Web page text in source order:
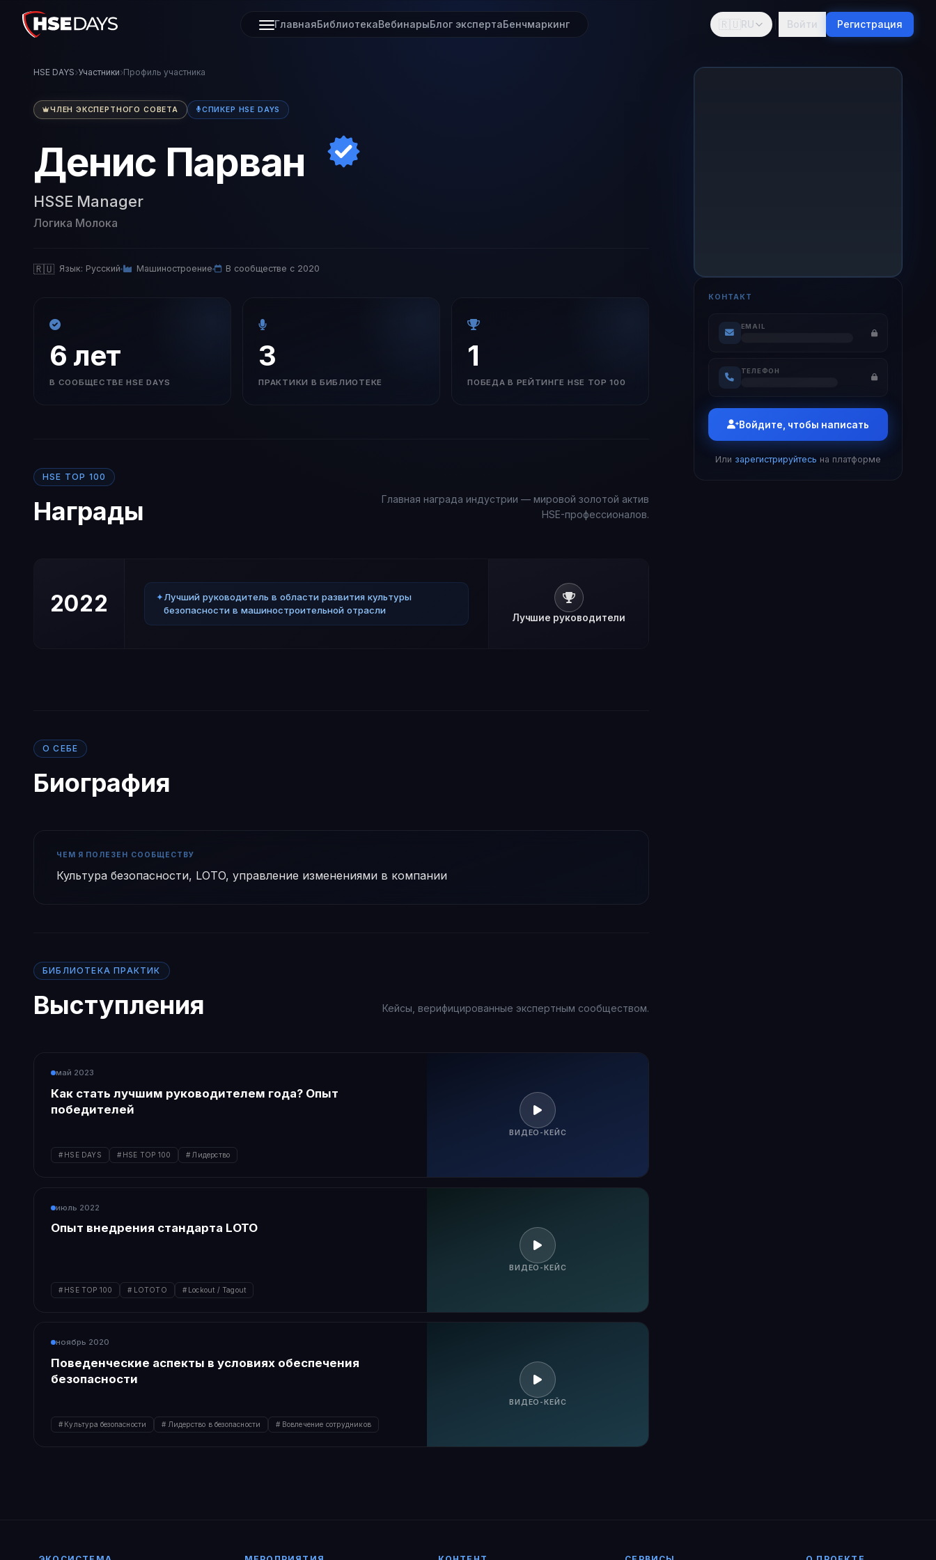
ГлавнаяБиблиотекаВебинарыБлог экспертаБенчмаркинг 🇷🇺RU Войти Регистрация
HSE DAYS Участники Профиль участника
ЧЛЕН ЭКСПЕРТНОГО СОВЕТА СПИКЕР HSE DAYS
Денис Парван
HSSE Manager
Логика Молока
🇷🇺 Язык: Русский Машиностроение В сообществе с 2020
6 лет
В СООБЩЕСТВЕ HSE DAYS
3
ПРАКТИКИ В БИБЛИОТЕКЕ
1
ПОБЕДА В РЕЙТИНГЕ HSE TOP 100
HSE TOP 100
Награды
Главная награда индустрии — мировой золотой актив
HSE-профессионалов.
2022 ✦Лучший руководитель в области развития культуры
безопасности в машиностроительной отрасли
Лучшие руководители
О СЕБЕ
Биография
ЧЕМ Я ПОЛЕЗЕН СООБЩЕСТВУ
Культура безопасности, LOTO, управление изменениями в компании
БИБЛИОТЕКА ПРАКТИК
Выступления Кейсы, верифицированные экспертным сообществом.
май 2023
Как стать лучшим руководителем года? Опыт
победителей
HSE DAYS HSE TOP 100 Лидерство
ВИДЕО-КЕЙС
июль 2022
Опыт внедрения стандарта LOTO
HSE TOP 100 LOTOTO Lockout / Tagout
ВИДЕО-КЕЙС
ноябрь 2020
Поведенческие аспекты в условиях обеспечения
безопасности
Культура безопасности Лидерство в безопасности Вовлечение сотрудников
ВИДЕО-КЕЙС
КОНТАКТ
EMAIL
ТЕЛЕФОН
Войдите, чтобы написать
Или зарегистрируйтесь на платформе